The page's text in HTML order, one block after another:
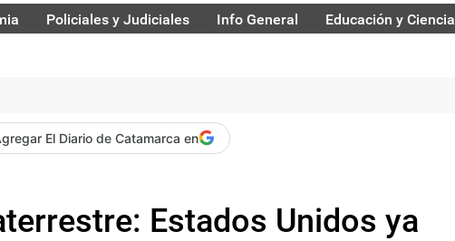
Policiales y Judiciales Info General Educación y Ciencia
El Diario de Catamarca en
Estados Unidos ya